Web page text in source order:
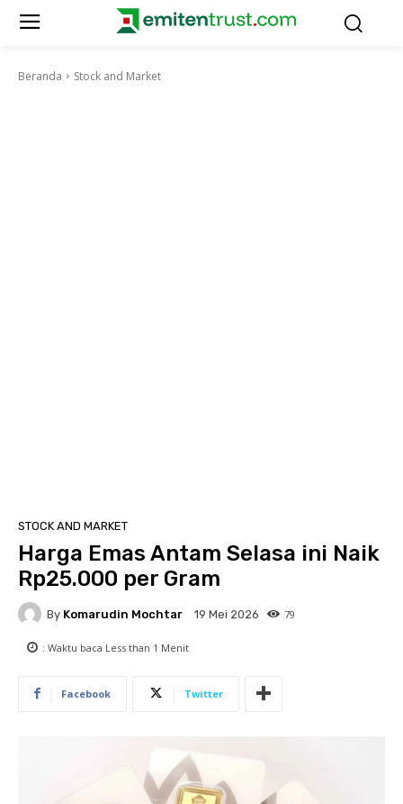
Beranda Stock and Market
STOCK AND MARKET
Harga Emas Antam Selasa ini Naik
Rp25.000 per Gram
By Komarudin Mochtar 19 Mei 2026 79
: Waktu baca Less than 1 Menit
Facebook Twitter